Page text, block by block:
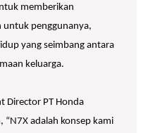
memberikan
untuk penggunanya,
yang seimbang antara
keluarga.
Director PT Honda
adalah konsep kami